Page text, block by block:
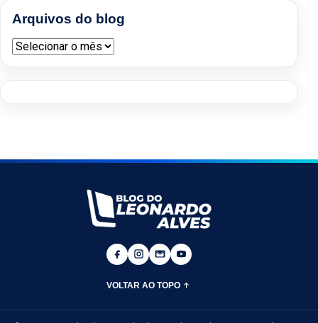
Arquivos do blog
Arquivos do blog
VOLTAR AO TOPO